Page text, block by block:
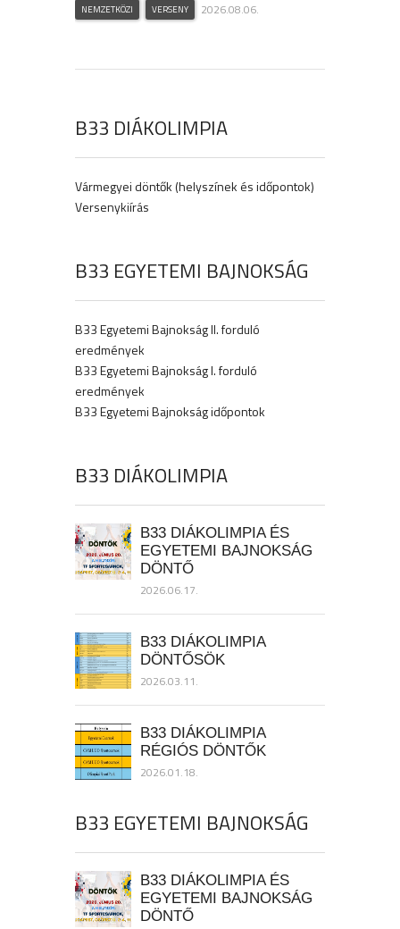
NEMZETKÖZI VERSENY 2026.08.06.
B33 DIÁKOLIMPIA
Vármegyei döntők (helyszínek és időpontok)
Versenykiírás
B33 EGYETEMI BAJNOKSÁG
B33 Egyetemi Bajnokság II. forduló
eredmények
B33 Egyetemi Bajnokság I. forduló
eredmények
B33 Egyetemi Bajnokság időpontok
B33 DIÁKOLIMPIA
B33 DIÁKOLIMPIA ÉS
EGYETEMI BAJNOKSÁG
DÖNTŐ
2026.06.17.
B33 DIÁKOLIMPIA
DÖNTŐSÖK
2026.03.11.
B33 DIÁKOLIMPIA
RÉGIÓS DÖNTŐK
2026.01.18.
B33 EGYETEMI BAJNOKSÁG
B33 DIÁKOLIMPIA ÉS
EGYETEMI BAJNOKSÁG
DÖNTŐ